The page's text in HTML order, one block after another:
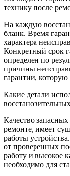
технику после
На каждую
бланк. Время
характера
Конкретный срок
определен по
причины
гарантии,
Какие детали
Качество
ремонте, имеет
работы
от проверенных
работу и высокое
необходимо для